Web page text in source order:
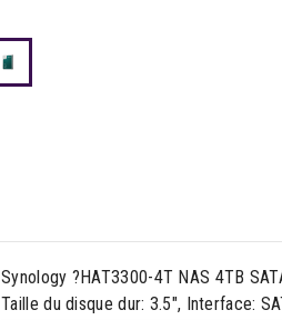
Synology ?HAT3300-4T NAS 4TB
Taille du disque dur: 3.5", Interface: